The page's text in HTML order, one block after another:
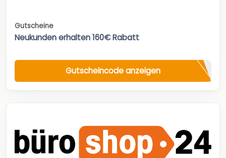
Gutscheine
Neukunden erhalten 160€ Rabatt
Gutscheincode anzeigen